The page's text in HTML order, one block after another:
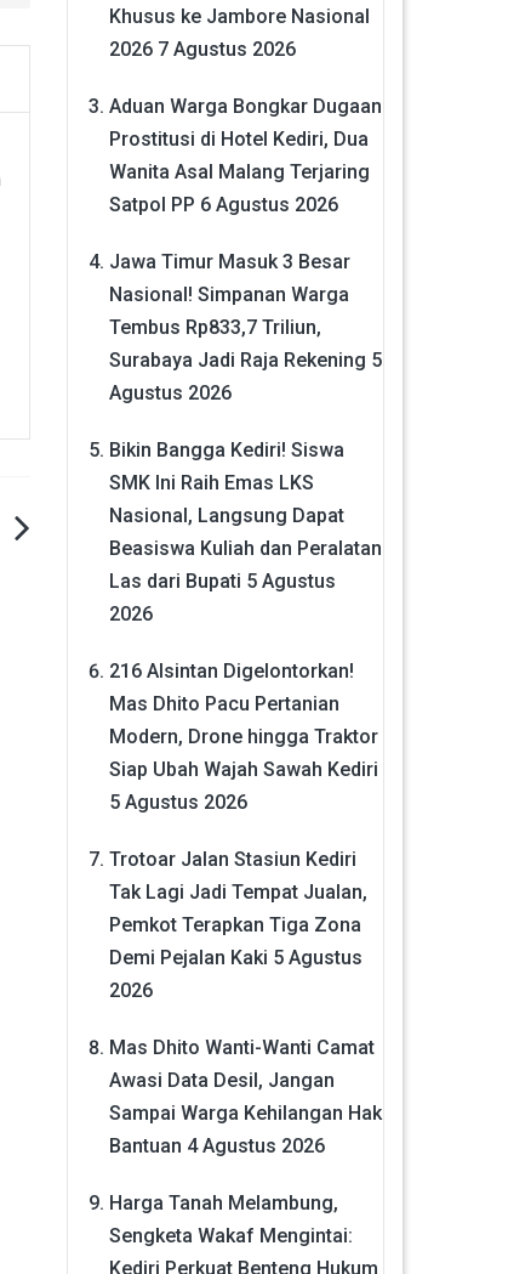
Khusus ke Jambore Nasional
2026 7 Agustus 2026
Aduan Warga Bongkar Dugaan
Prostitusi di Hotel Kediri, Dua
Wanita Asal Malang Terjaring
Satpol PP 6 Agustus 2026
Jawa Timur Masuk 3 Besar
Nasional! Simpanan Warga
Tembus Rp833,7 Triliun,
Surabaya Jadi Raja Rekening 5
Agustus 2026
Bikin Bangga Kediri! Siswa
SMK Ini Raih Emas LKS
Nasional, Langsung Dapat
Beasiswa Kuliah dan Peralatan
Las dari Bupati 5 Agustus
2026
216 Alsintan Digelontorkan!
Mas Dhito Pacu Pertanian
Modern, Drone hingga Traktor
Siap Ubah Wajah Sawah Kediri
5 Agustus 2026
Trotoar Jalan Stasiun Kediri
Tak Lagi Jadi Tempat Jualan,
Pemkot Terapkan Tiga Zona
Demi Pejalan Kaki 5 Agustus
2026
Mas Dhito Wanti-Wanti Camat
Awasi Data Desil, Jangan
Sampai Warga Kehilangan Hak
Bantuan 4 Agustus 2026
Harga Tanah Melambung,
Sengketa Wakaf Mengintai:
Kediri Perkuat Benteng Hukum